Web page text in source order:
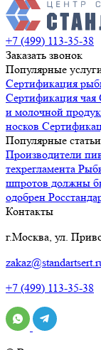
+7 (499) 113-35-38
Заказать звонок
Популярные
Сертификация
Сертификация чая
и молочной
носков
Популярные статьи
Производители
техрегламента
шпротов должны
одобрен
Контакты
г.Москва, ул.
+7 (499) 113-35-38